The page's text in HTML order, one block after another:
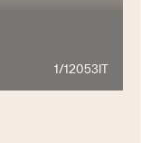
1/12053IT